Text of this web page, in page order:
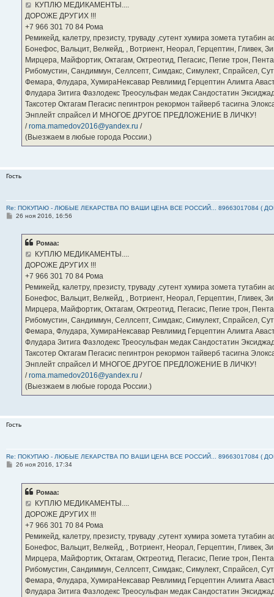
КУПЛЮ МЕДИКАМЕНТЫ....
ДОРОЖЕ ДРУГИХ !!!
‪+7 966 301 70 84‬ Рома
Ремикейд, калетру, презисту, труваду ,сутент хумира зомета
Бонефос, Вальцит, Велкейд, , Вотриент, Неорал, Герцептин, Гливек,
Мирцера, Майфортик, Октагам, Октреотид, Пегасис, Пегие трон,
Рибомустин, Сандиммун, Селлсепт, Симдакс, Симулект, Спрайсел,
Фемара, Флудара, ХумираНексавар Ревлимид Герцептин Алимта
Флудара Зитига Фазлодекс Треосульфан медак Сандостатин
Таксотер Октагам Пегасис пегинтрон рекормон тайверб тасигна
Энплейт спрайсел И МНОГОЕ ДРУГОЕ ПРЕДЛОЖЕНИЕ В ЛИЧКУ!
/roma.mamedov2016@yandex.ru /
(Выезжаем в любые города России.)
Гость
Re: ПОКУПАЮ - ЛЮБЫЕ ЛЕКАРСТВА ПО ВАШИ ЦЕНА ВСЕ РОССИЙ... 89663017084 (
С26 ноя 2016, 16:56
Ромаа:
КУПЛЮ МЕДИКАМЕНТЫ....
ДОРОЖЕ ДРУГИХ !!!
‪+7 966 301 70 84‬ Рома
Ремикейд, калетру, презисту, труваду ,сутент хумира зомета
Бонефос, Вальцит, Велкейд, , Вотриент, Неорал, Герцептин, Гливек,
Мирцера, Майфортик, Октагам, Октреотид, Пегасис, Пегие трон,
Рибомустин, Сандиммун, Селлсепт, Симдакс, Симулект, Спрайсел,
Фемара, Флудара, ХумираНексавар Ревлимид Герцептин Алимта
Флудара Зитига Фазлодекс Треосульфан медак Сандостатин
Таксотер Октагам Пегасис пегинтрон рекормон тайверб тасигна
Энплейт спрайсел И МНОГОЕ ДРУГОЕ ПРЕДЛОЖЕНИЕ В ЛИЧКУ!
/roma.mamedov2016@yandex.ru /
(Выезжаем в любые города России.)
Гость
Re: ПОКУПАЮ - ЛЮБЫЕ ЛЕКАРСТВА ПО ВАШИ ЦЕНА ВСЕ РОССИЙ... 89663017084 (
С26 ноя 2016, 17:34
Ромаа:
КУПЛЮ МЕДИКАМЕНТЫ....
ДОРОЖЕ ДРУГИХ !!!
‪+7 966 301 70 84‬ Рома
Ремикейд, калетру, презисту, труваду ,сутент хумира зомета
Бонефос, Вальцит, Велкейд, , Вотриент, Неорал, Герцептин, Гливек,
Мирцера, Майфортик, Октагам, Октреотид, Пегасис, Пегие трон,
Рибомустин, Сандиммун, Селлсепт, Симдакс, Симулект, Спрайсел,
Фемара, Флудара, ХумираНексавар Ревлимид Герцептин Алимта
Флудара Зитига Фазлодекс Треосульфан медак Сандостатин